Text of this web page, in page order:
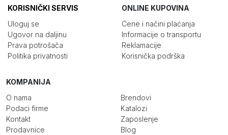
KORISNIČKI SERVIS
Uloguj se
Ugovor na daljinu
Prava potrošača
Politika privatnosti
ONLINE KUPOVINA
Cene i načini plaćanja
Informacije o transportu
Reklamacije
Korisnička podrška
KOMPANIJA
O nama
Podaci firme
Kontakt
Prodavnice
Brendovi
Katalozi
Zaposlenje
Blog